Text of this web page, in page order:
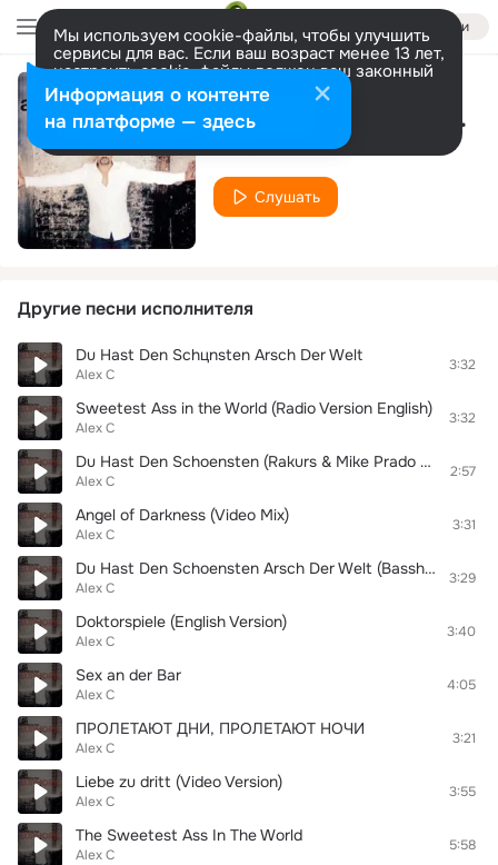
Войти
Мы используем cookie-файлы, чтобы улучшить
сервисы для вас. Если ваш возраст менее 13 лет,
настроить cookie-файлы должен ваш законный
представитель. Больше информации
Разрешить все Настроить Doktorspiele (Radio Version)
Alex C
Слушать
Другие песни исполнителя
Du Hast Den Schцnsten Arsch Der Welt
Alex C
3:32
Sweetest Ass in the World (Radio Version English)
Alex C
3:32
Du Hast Den Schoensten (Rakurs & Mike Prado Remix Radio Mix)
Alex C
2:57
Angel of Darkness (Video Mix)
Alex C
3:31
Du Hast Den Schoensten Arsch Der Welt (Basshunters Bass My Ass Radio Mix)
Alex C
3:29
Doktorspiele (English Version)
Alex C
3:40
Sex an der Bar
Alex C
4:05
ПРОЛЕТАЮТ ДНИ, ПРОЛЕТАЮТ НОЧИ
Alex C
3:21
Liebe zu dritt (Video Version)
Alex C
3:55
The Sweetest Ass In The World
Alex C
5:58
Информация о контенте
на платформе — здесь